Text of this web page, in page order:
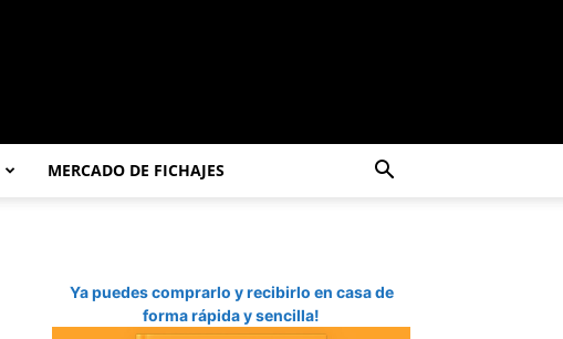
MERCADO DE FICHAJES
Ya puedes comprarlo y recibirlo en casa de
forma rápida y sencilla!